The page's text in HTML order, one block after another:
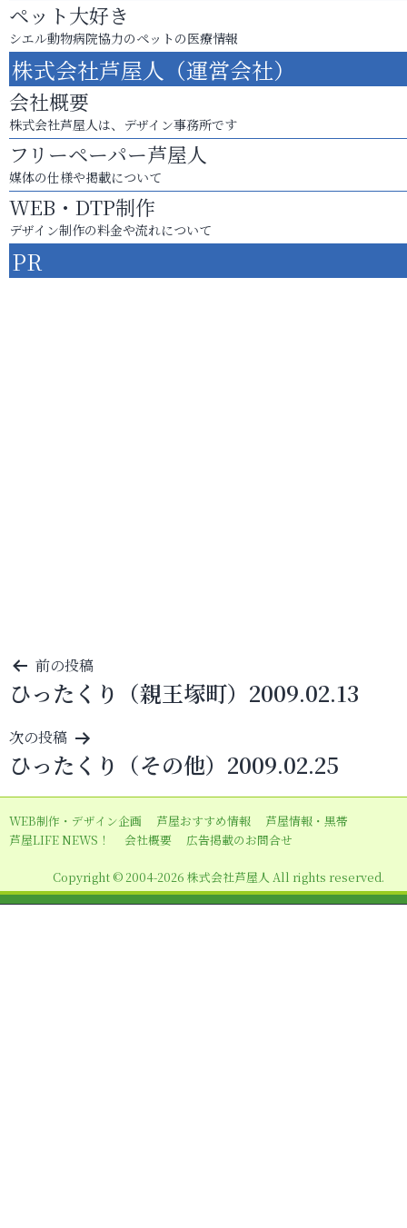
ペット大好き
シエル動物病院協力のペットの医療情報
株式会社芦屋人（運営会社）
会社概要
株式会社芦屋人は、デザイン事務所です
フリーペーパー芦屋人
媒体の仕様や掲載について
WEB・DTP制作
デザイン制作の料金や流れについて
PR
投
稿
ナ
ビ
ゲ
ー
シ
ン
前の投稿
ひったくり（親王塚町）2009.02.13
次の投稿
ひったくり（その他）2009.02.25
WEB制作・デザイン企画 芦屋おすすめ情報
芦屋情報・黒帯
芦屋LIFE NEWS！
会社概要 広告掲載のお問合せ
Copyright © 2004-2026 株式会社芦屋人 All rights reserved.